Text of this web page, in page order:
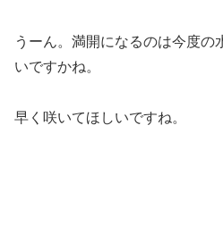
うーん。満開になるのは今度の
いですかね。
早く咲いてほしいですね。